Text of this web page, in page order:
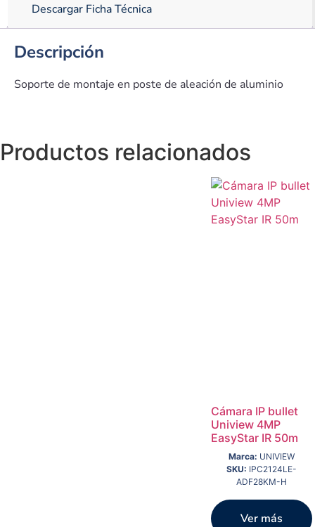
Descargar Ficha Técnica
Descripción
Soporte de montaje en poste de aleación de aluminio
Productos relacionados
Cámara IP bullet
Uniview 4MP
EasyStar IR 50m
Marca: UNIVIEW
SKU: IPC2124LE-
ADF28KM-H
Ver más